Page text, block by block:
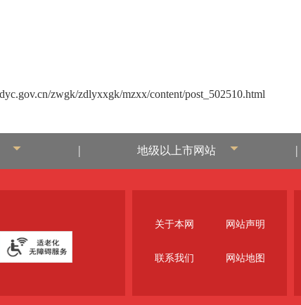
zwgk/zdlyxxgk/mzxx/content/post_502510.html
| 地级以上市网站 |
关于本网 网站声明
联系我们 网站地图